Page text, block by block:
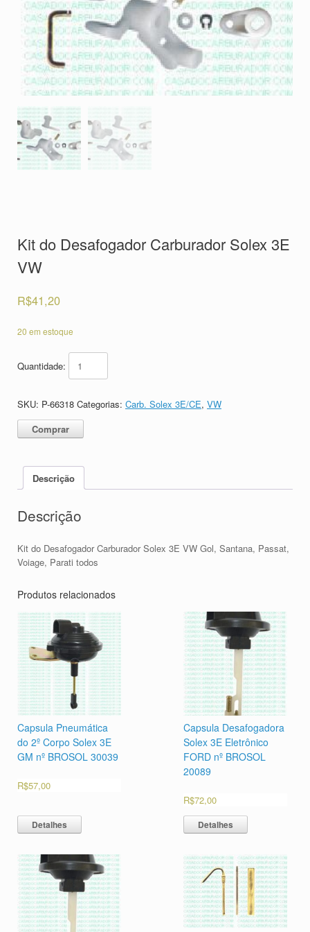
Kit do Desafogador Carburador Solex 3E
VW
R$41,20
20 em estoque
Quantidade:
Comprar
SKU: P-66318 Categorias: Carb. Solex 3E/CE, VW
Descrição
Descrição
Kit do Desafogador Carburador Solex 3E VW Gol, Santana, Passat,
Voiage, Parati todos
Produtos relacionados
Capsula Pneumática
do 2º Corpo Solex 3E
GM nº BROSOL 30039
R$57,00
Detalhes
Capsula Desafogadora
Solex 3E Eletrônico
FORD nº BROSOL
20089
R$72,00
Detalhes